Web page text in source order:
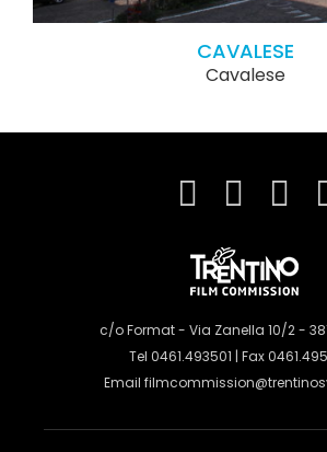
CAVALESE
Cavalese
c/o Format - Via Zanella 10/2 -
Tel 0461.493501 | Fax
Email